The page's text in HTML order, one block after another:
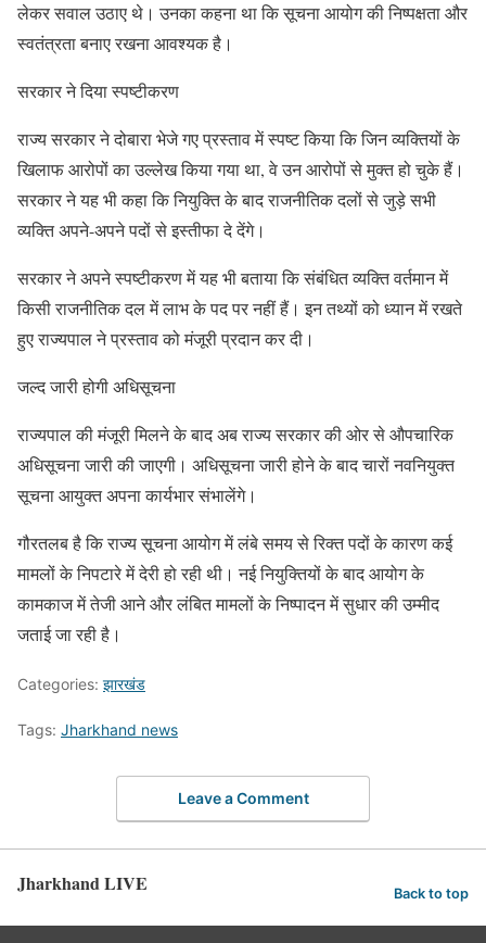
लेकर सवाल उठाए थे। उनका कहना था कि सूचना आयोग की निष्पक्षता और
स्वतंत्रता बनाए रखना आवश्यक है।
सरकार ने दिया स्पष्टीकरण
राज्य सरकार ने दोबारा भेजे गए प्रस्ताव में स्पष्ट किया कि जिन व्यक्तियों के
खिलाफ आरोपों का उल्लेख किया गया था, वे उन आरोपों से मुक्त हो चुके हैं।
सरकार ने यह भी कहा कि नियुक्ति के बाद राजनीतिक दलों से जुड़े सभी
व्यक्ति अपने-अपने पदों से इस्तीफा दे देंगे।
सरकार ने अपने स्पष्टीकरण में यह भी बताया कि संबंधित व्यक्ति वर्तमान में
किसी राजनीतिक दल में लाभ के पद पर नहीं हैं। इन तथ्यों को ध्यान में रखते
हुए राज्यपाल ने प्रस्ताव को मंजूरी प्रदान कर दी।
जल्द जारी होगी अधिसूचना
राज्यपाल की मंजूरी मिलने के बाद अब राज्य सरकार की ओर से औपचारिक
अधिसूचना जारी की जाएगी। अधिसूचना जारी होने के बाद चारों नवनियुक्त
सूचना आयुक्त अपना कार्यभार संभालेंगे।
गौरतलब है कि राज्य सूचना आयोग में लंबे समय से रिक्त पदों के कारण कई
मामलों के निपटारे में देरी हो रही थी। नई नियुक्तियों के बाद आयोग के
कामकाज में तेजी आने और लंबित मामलों के निष्पादन में सुधार की उम्मीद
जताई जा रही है।
Categories: झारखंड
Tags: Jharkhand news
Leave a Comment
Jharkhand LIVE Back to top